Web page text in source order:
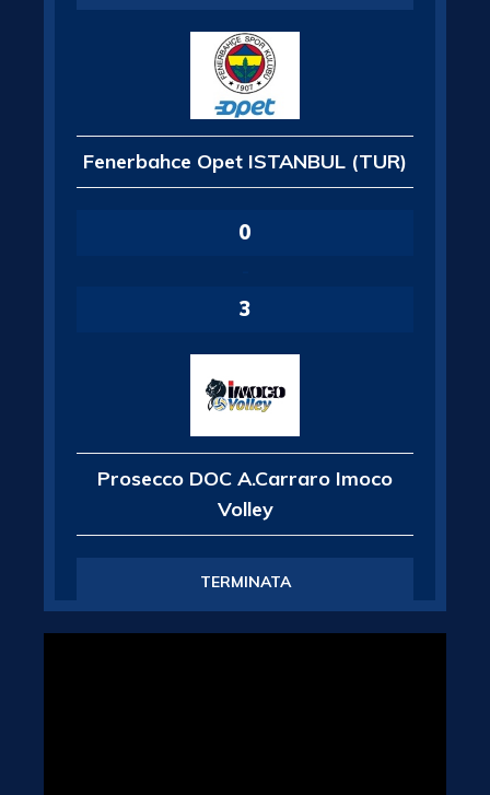
Fenerbahce Opet ISTANBUL (TUR)
0
3
Prosecco DOC A.Carraro Imoco
Volley
TERMINATA